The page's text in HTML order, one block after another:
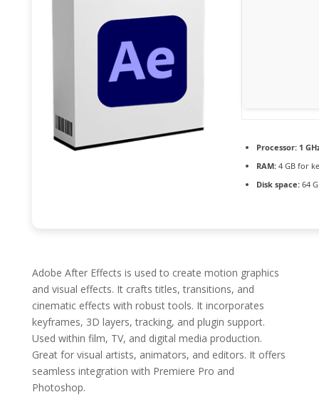
Processor:1
RAM:4 GB for
Disk space:64
Adobe After Effects is used to create motion graphics
and visual effects. It crafts titles, transitions, and
cinematic effects with robust tools. It incorporates
keyframes, 3D layers, tracking, and plugin support.
Used within film, TV, and digital media production.
Great for visual artists, animators, and editors. It offers
seamless integration with Premiere Pro and
Photoshop.